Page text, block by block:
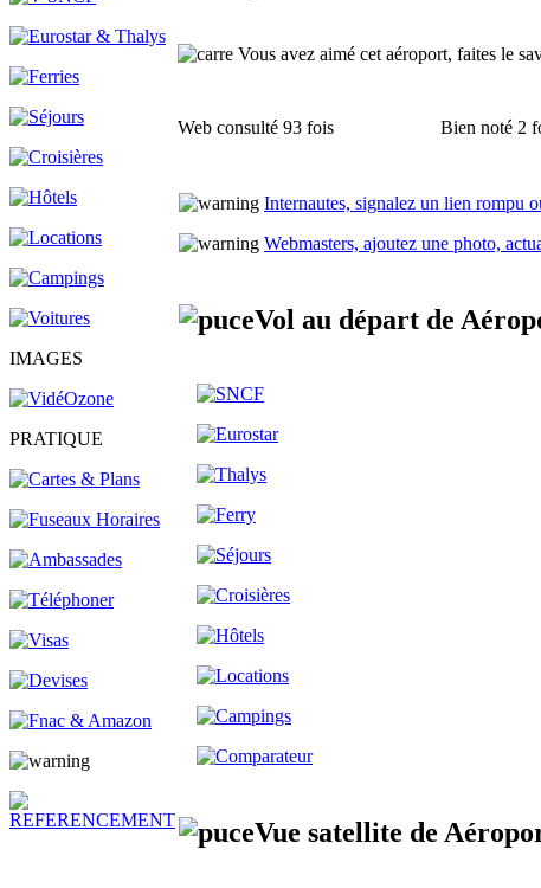
IMAGES
PRATIQUE
Vous avez aimé cet aéroport, faites le
Web consulté 93 fois Bien noté 2
Internautes, signalez un lien rompu
Webmasters, ajoutez une photo,
Vol au départ de
Vue satellite de